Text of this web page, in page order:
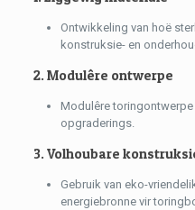
Ontwikkeling van hoë
konstruksie- en
2. Modulêre ontwerpe
Modulêre
opgraderings.
3. Volhoubare
Gebruik van eko-
energiebronne vir